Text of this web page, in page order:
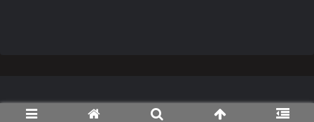
Copyright © 2014-2026 TanaCar.net All Rights Reserved.